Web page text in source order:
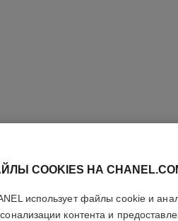
COOKIES НА
использует файлы cookie и
контента и